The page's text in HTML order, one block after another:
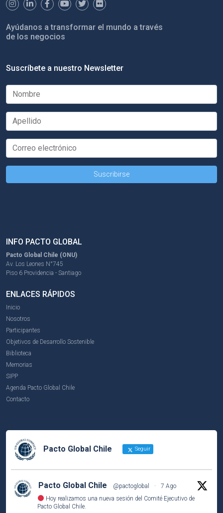
Ayúdanos a transformar el mundo a través
de los negocios
Suscríbete a nuestro Newsletter
INFO PACTO GLOBAL
Pacto Global Chile (ONU)
Av. Los Leones N°745
Piso 6 Providencia - Santiago
ENLACES RÁPIDOS
Inicio
Nosotros
Participantes
Objetivos de Desarrollo Sostenible
Biblioteca
Memorias
SIPP
Agenda Pacto Global Chile
Contacto
Pacto Global Chile Seguir
Pacto Global Chile @pactoglobal ·
7 Ago
Hoy realizamos una nueva sesión del Comité Ejecutivo de
Pacto Global Chile.